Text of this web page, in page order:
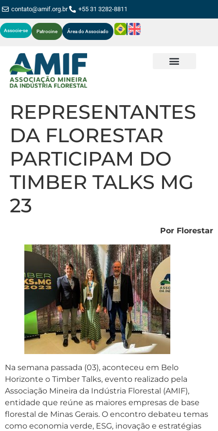
contato@amif.org.br +55 31 3282-8811
Associe-se Patrocine Área do Associado
REPRESENTANTES
DA FLORESTAR
PARTICIPAM DO
TIMBER TALKS MG
23
Por Florestar
Na semana passada (03), aconteceu em Belo
Horizonte o Timber Talks, evento realizado pela
Associação Mineira da Indústria Florestal (AMIF),
entidade que reúne as maiores empresas de base
florestal de Minas Gerais. O encontro debateu temas
como economia verde, ESG, inovação e estratégias